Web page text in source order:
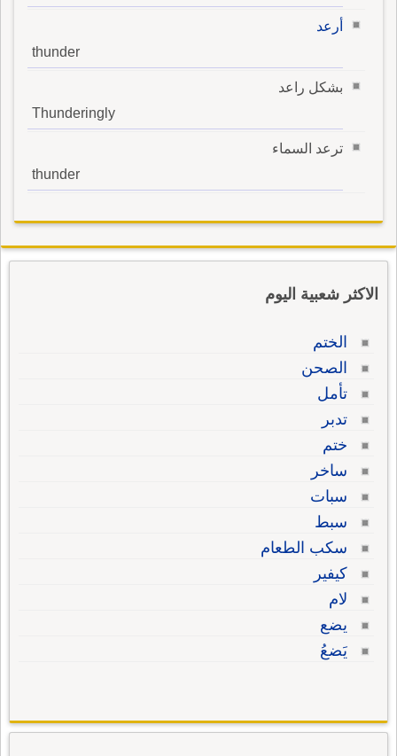
أرعد
thunder
بشكل راعد
Thunderingly
ترعد السماء
thunder
الاكثر شعبية اليوم
الختم
الصحن
تأمل
تدبر
ختم
ساخر
سبات
سبط
سكب الطعام
كيفير
لام
يضع
يَضعُ